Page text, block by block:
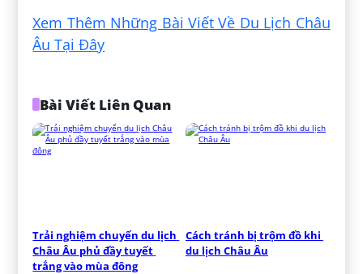
Xem Thêm Những Bài Viết Về Du Lịch Châu
Âu Tại Đây
Bài Viết Liên Quan
Trải nghiệm chuyến du lịch
Châu Âu phủ đầy tuyết
trắng vào mùa đông
Cách tránh bị trộm đồ khi
du lịch Châu Âu